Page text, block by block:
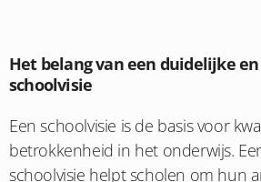
Het belang van een duidelijke
schoolvisie
Een schoolvisie is de basis voor
betrokkenheid in het onderwijs.
schoolvisie helpt scholen om hun